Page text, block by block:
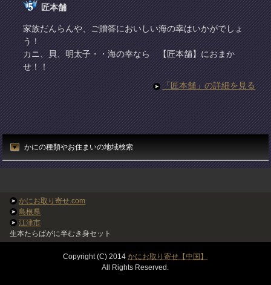
匠本舗
家族だんらんや、ご贈答においしい海の幸はいかがでしょ
う！
カニ、貝、明太子・・海の幸なら 【匠本舗】におまか
せ！！
「匠本舗」の詳細を見る
かにの種類やお住まいの地域検索
かにお取り寄せ.com
島根県
江津市
生本たらばがに半むき身セット
Copyright (C) 2014かにお取り寄せ【中国】
All Rights Reserved.